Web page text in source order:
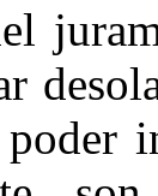
poder